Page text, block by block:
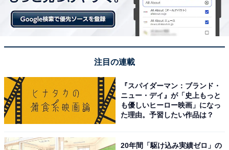
注目の連載
『スパイダーマン：ブランド・
ニュー・デイ』が「史上もっと
も優しいヒーロー映画」になっ
た理由。予習したい作品は？
20年間「駆け込み実績ゼロ」の